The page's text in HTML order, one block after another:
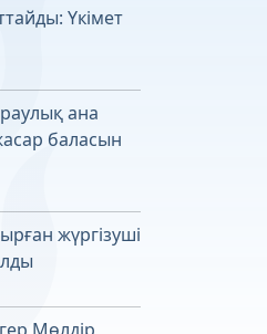
Үкімет
ана
баласын
жүргізуші